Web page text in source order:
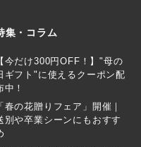
集・コラム
【今だけ300円OFF！】"母の
ギフト"に使えるクーポン配
中！
「春の花贈りフェア」開催｜
別や卒業シーンにもおすす